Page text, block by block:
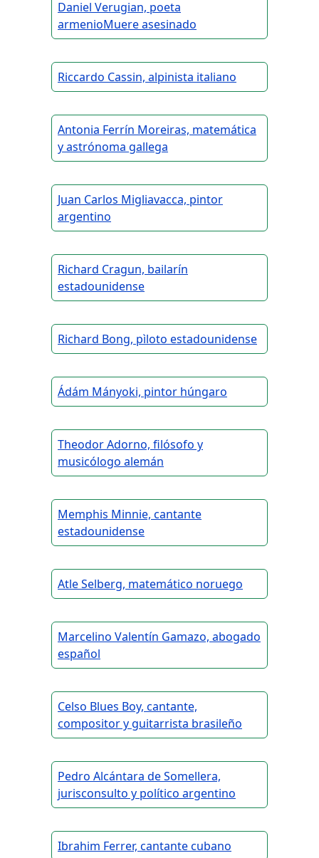
Daniel Verugian, poeta
armenioMuere asesinado
Riccardo Cassin, alpinista italiano
Antonia Ferrín Moreiras, matemática
y astrónoma gallega
Juan Carlos Migliavacca, pintor
argentino
Richard Cragun, bailarín
estadounidense
Richard Bong, pìloto estadounidense
Ádám Mányoki, pintor húngaro
Theodor Adorno, filósofo y
musicólogo alemán
Memphis Minnie, cantante
estadounidense
Atle Selberg, matemático noruego
Marcelino Valentín Gamazo, abogado
español
Celso Blues Boy, cantante,
compositor y guitarrista brasileño
Pedro Alcántara de Somellera,
jurisconsulto y político argentino
Ibrahim Ferrer, cantante cubano